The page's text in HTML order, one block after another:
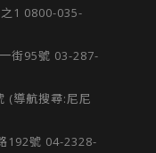
1 0800-035-
街95號 03-287-
(導航搜尋:尼尼
192號​ 04-2328-